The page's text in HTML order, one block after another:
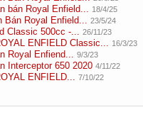
bán Royal Enfield... 18/4/25
Bán Royal Enfield... 23/5/24
Classic 500cc -... 26/11/23
ENFIELD Classic... 16/3/23
Royal Enfiend... 9/3/23
Interceptor 650 2020 4/11/22
ENFIELD... 7/10/22